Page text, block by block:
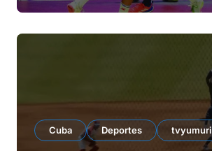
Cuba Deportes tvyumuri